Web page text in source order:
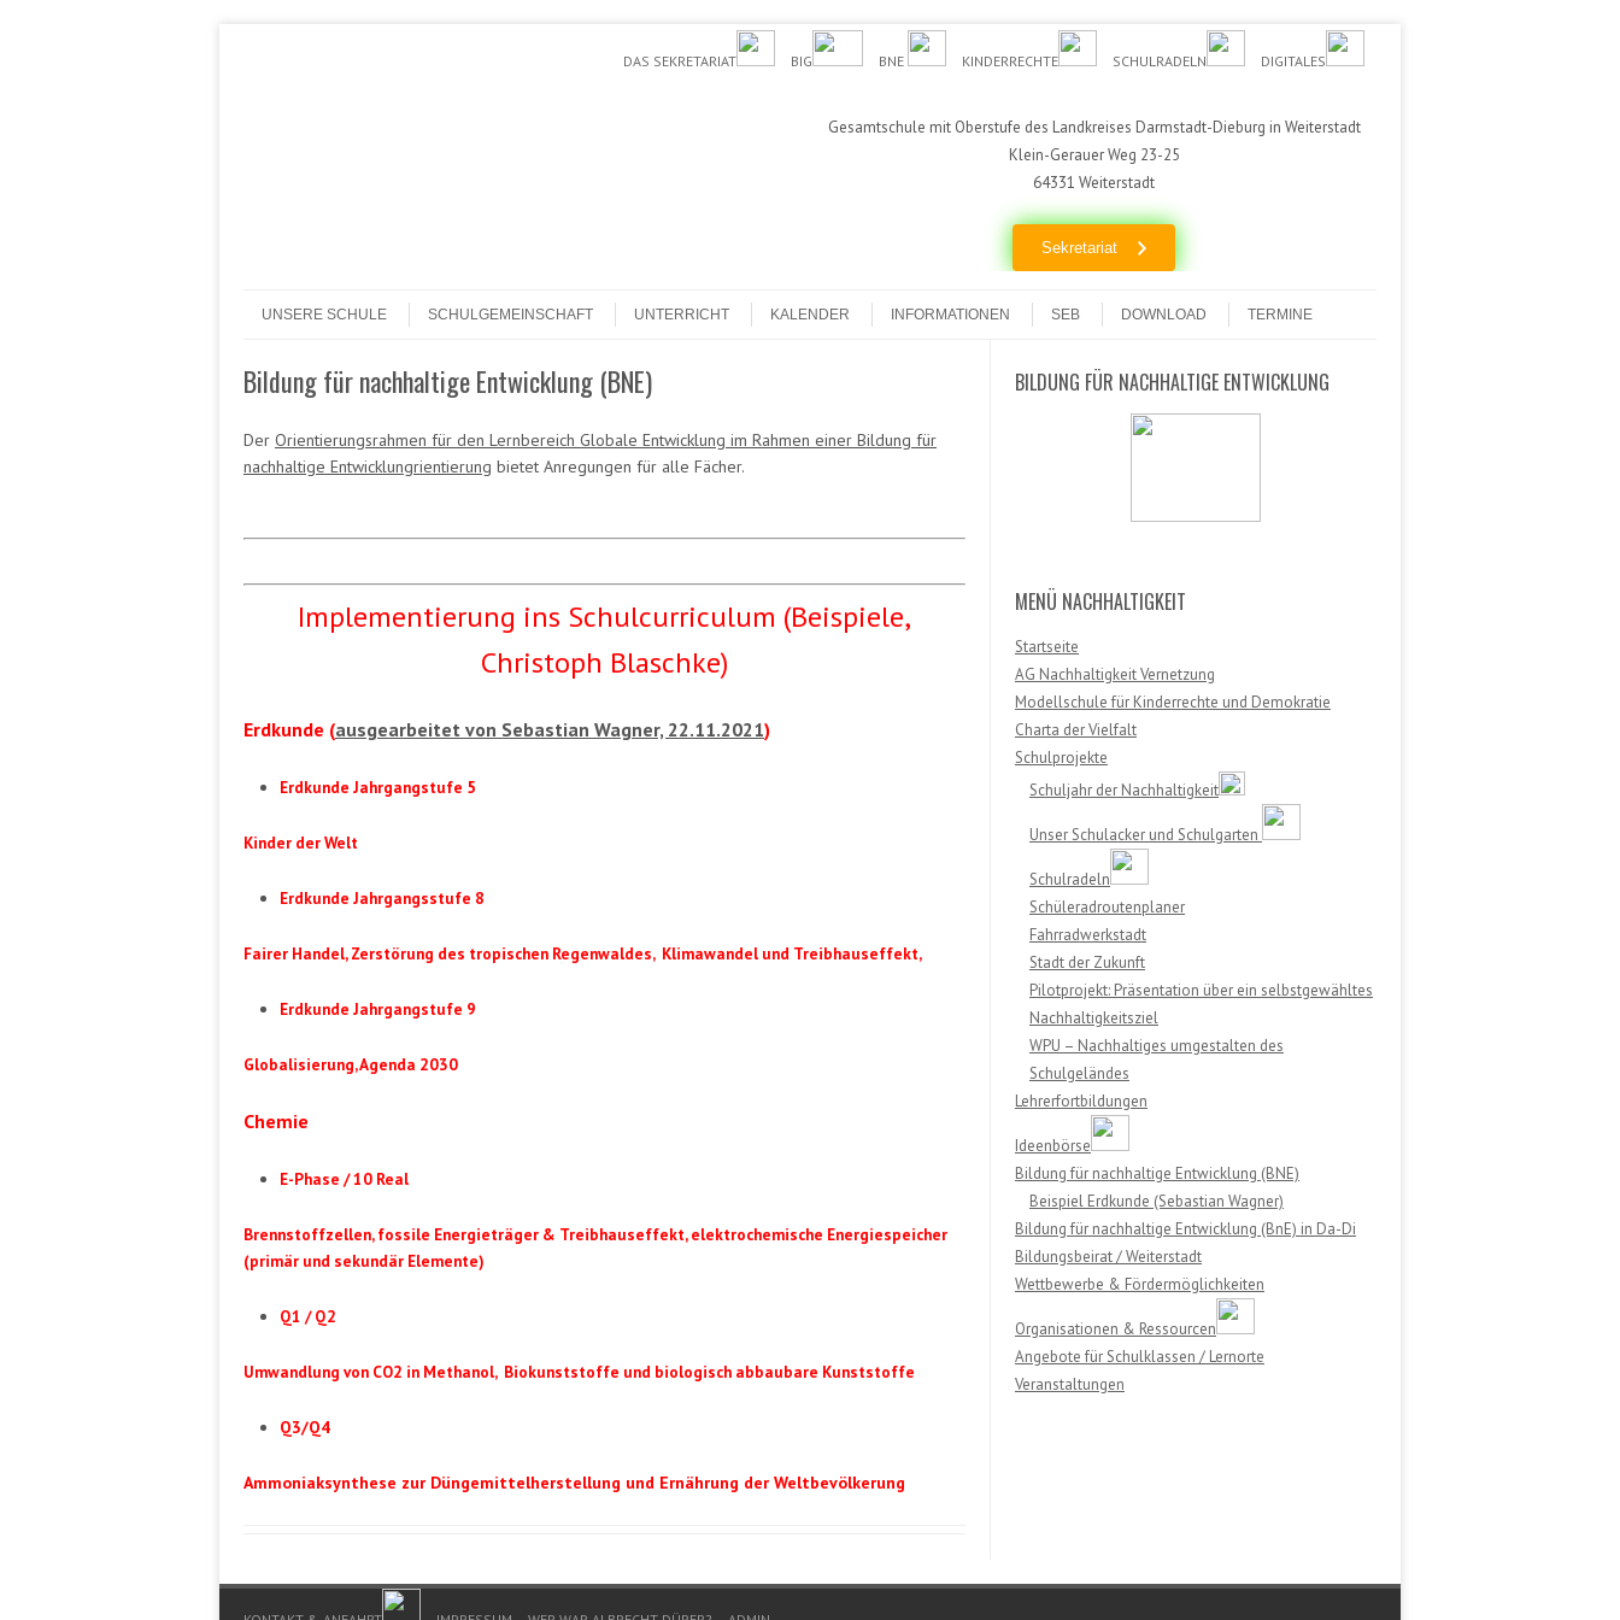
DAS SEKRETARIAT
BIG BNE KINDERRECHTE SCHULRADELN DIGITALES
Gesamtschule mit Oberstufe des Landkreises Darmstadt-Dieburg in Weiterstadt
Klein-Gerauer Weg 23-25
64331 Weiterstadt
Sekretariat
Menü
UNSERE SCHULE
SCHULGEMEINSCHAFT UNTERRICHT KALENDER INFORMATIONEN SEB DOWNLOAD TERMINE
Bildung für nachhaltige Entwicklung (BNE)
Der Orientierungsrahmen für den Lernbereich Globale Entwicklung im Rahmen einer Bildung für
nachhaltige Entwicklungrientierung bietet Anregungen für alle Fächer.
Implementierung ins Schulcurriculum (Beispiele,
Christoph Blaschke)
Erdkunde (ausgearbeitet von Sebastian Wagner, 22.11.2021)
Erdkunde Jahrgangstufe 5
Kinder der Welt
Erdkunde Jahrgangsstufe 8
Fairer Handel, Zerstörung des tropischen Regenwaldes, Klimawandel und Treibhauseffekt,
Erdkunde Jahrgangstufe 9
Globalisierung, Agenda 2030
Chemie
E-Phase / 10 Real
Brennstoffzellen, fossile Energieträger & Treibhauseffekt, elektrochemische Energiespeicher
(primär und sekundär Elemente)
Q1 / Q2
Umwandlung von CO2 in Methanol, Biokunststoffe und biologisch abbaubare Kunststoffe
Q3/Q4
Ammoniaksynthese zur Düngemittelherstellung und Ernährung der Weltbevölkerung
BILDUNG FÜR NACHHALTIGE ENTWICKLUNG
MENÜ NACHHALTIGKEIT
Startseite
AG Nachhaltigkeit Vernetzung
Modellschule für Kinderrechte und Demokratie
Charta der Vielfalt
Schulprojekte
Schuljahr der Nachhaltigkeit
Unser Schulacker und Schulgarten
Schulradeln
Schüleradroutenplaner
Fahrradwerkstadt
Stadt der Zukunft
Pilotprojekt: Präsentation über ein selbstgewähltes
Nachhaltigkeitsziel
WPU – Nachhaltiges umgestalten des
Schulgeländes
Lehrerfortbildungen
Ideenbörse
Bildung für nachhaltige Entwicklung (BNE)
Beispiel Erdkunde (Sebastian Wagner)
Bildung für nachhaltige Entwicklung (BnE) in Da-Di
Bildungsbeirat / Weiterstadt
Wettbewerbe & Fördermöglichkeiten
Organisationen & Ressourcen
Angebote für Schulklassen / Lernorte
Veranstaltungen